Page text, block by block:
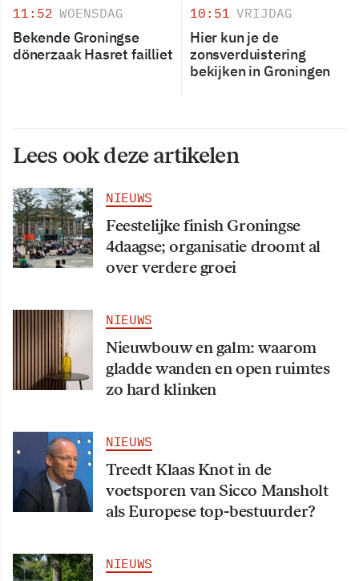
11:52 WOENSDAG
Bekende Groningse
dönerzaak Hasret failliet
10:51 VRIJDAG
Hier kun je de
zonsverduistering
bekijken in Groningen
Lees ook deze artikelen
NIEUWS
Feestelijke finish Groningse
4daagse; organisatie droomt al
over verdere groei
NIEUWS
Nieuwbouw en galm: waarom
gladde wanden en open ruimtes
zo hard klinken
NIEUWS
Treedt Klaas Knot in de
voetsporen van Sicco Mansholt
als Europese top-bestuurder?
NIEUWS